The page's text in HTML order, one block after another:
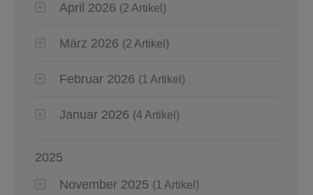
April 2026 (2 Artikel)
März 2026 (2 Artikel)
Februar 2026 (1 Artikel)
Januar 2026 (4 Artikel)
2025
November 2025 (1 Artikel)